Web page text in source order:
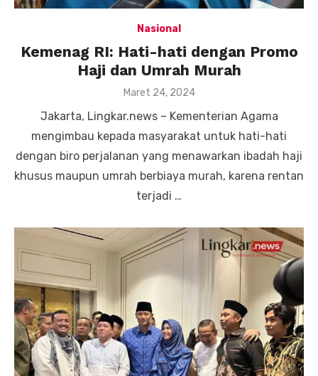
Nasional
Kemenag RI: Hati-hati dengan Promo
Haji dan Umrah Murah
Posted
Maret 24, 2024
Jakarta, Lingkar.news – Kementerian Agama
mengimbau kepada masyarakat untuk hati-hati
dengan biro perjalanan yang menawarkan ibadah haji
khusus maupun umrah berbiaya murah, karena rentan
terjadi …